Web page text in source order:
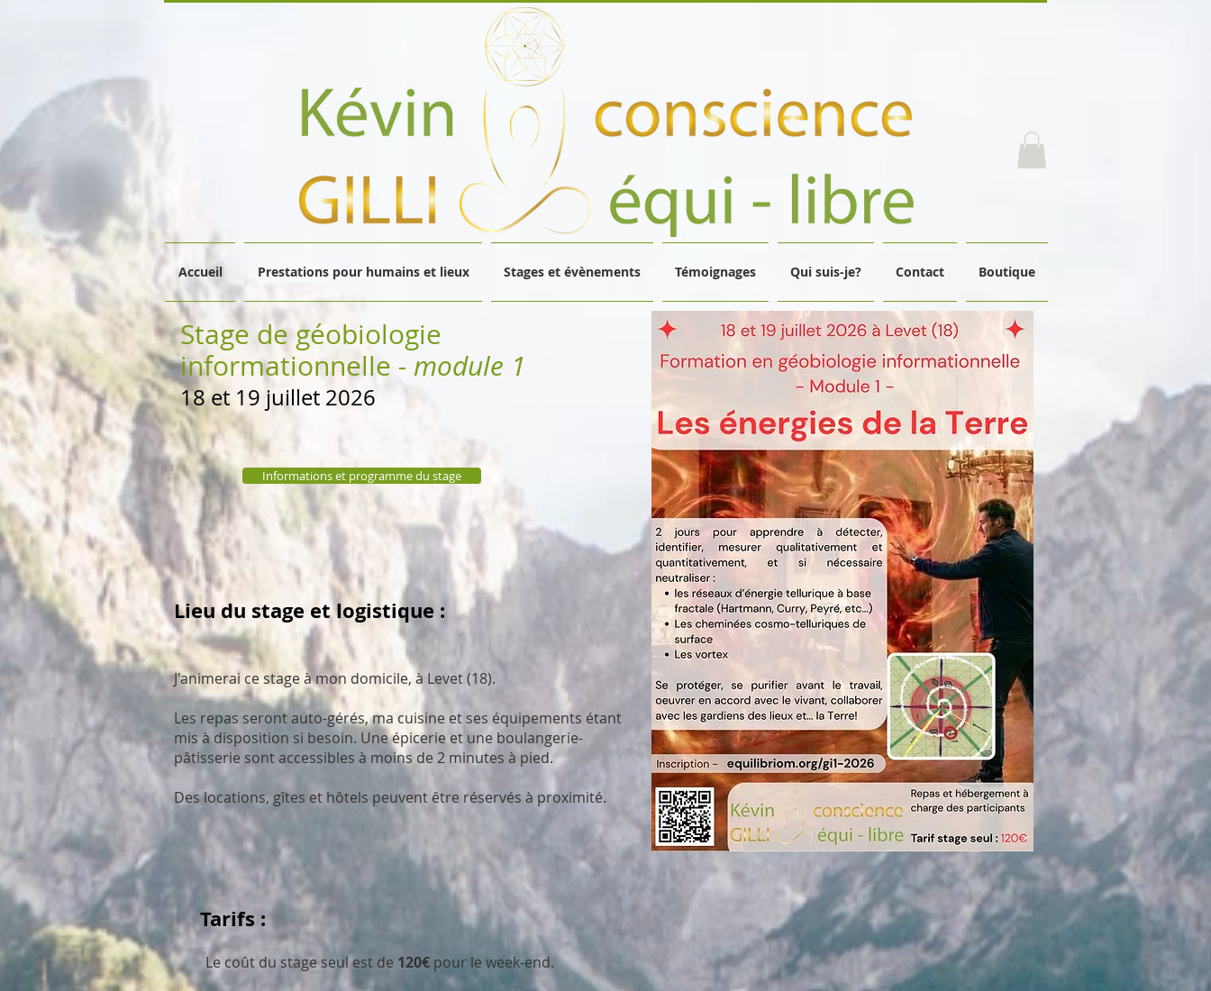
Accueil Prestations pour humains et lieux Stages et évènements Témoignages Qui suis-je? Contact Boutique
Stage de géobiologie
informationnelle - module 1
18 et 19 juillet 2026
Informations et programme du stage
Lieu du stage et logistique :
J'animerai ce stage à mon domicile, à Levet (18).
Les repas seront auto-gérés, ma cuisine et ses équipements étant
mis à disposition si besoin. Une épicerie et une boulangerie-
pâtisserie sont accessibles à moins de 2 minutes à pied.
Des locations, gîtes et hôtels peuvent être réservés à proximité.
Tarifs :
Le coût du stage seul est de 120€ pour le week-end.